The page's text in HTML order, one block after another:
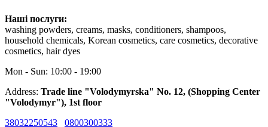
Наші послуги:
washing powders, creams, masks, conditioners, shampoos,
household chemicals, Korean cosmetics, care cosmetics, decorative
cosmetics, hair dyes
Mon - Sun: 10:00 - 19:00
Address: Trade line "Volodymyrska" No. 12, (Shopping Center
"Volodymyr"), 1st floor
38032250543
0800300333